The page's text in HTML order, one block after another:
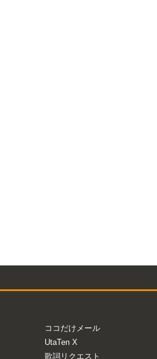
ココだけメール
UtaTen X
歌詞リクエスト